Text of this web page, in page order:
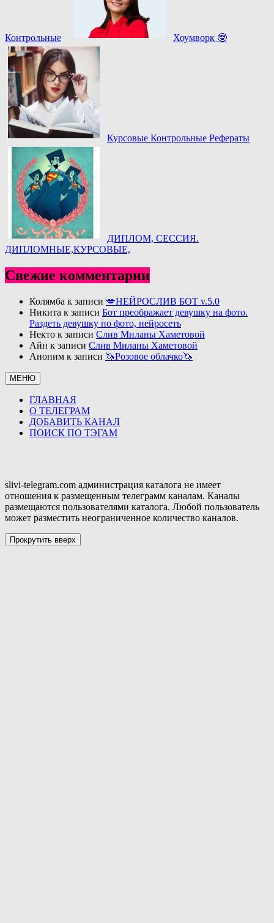
Контрольные Хоумворк 🤓
Курсовые Контрольные Рефераты
ДИПЛОМ, СЕССИЯ.
ДИПЛОМНЫЕ,КУРСОВЫЕ,
Свежие комментарии
Колямба к записи 💋НЕЙРОСЛИВ БОТ v.5.0
Никита к записи Бот преображает девушку на фото.
Раздеть девушку по фото, нейросеть
Некто к записи Слив Миланы Хаметовой
Айн к записи Слив Миланы Хаметовой
Аноним к записи 🦄Розовое облачко🦄
МЕНЮ
ГЛАВНАЯ
О ТЕЛЕГРАМ
ДОБАВИТЬ КАНАЛ
ПОИСК ПО ТЭГАМ
slivi-telegram.com администрация каталога не имеет
отношения к размещенным телеграмм каналам. Каналы
размещаются пользователями каталога. Любой пользователь
может разместить неограниченное количество каналов.
Прокрутить вверх